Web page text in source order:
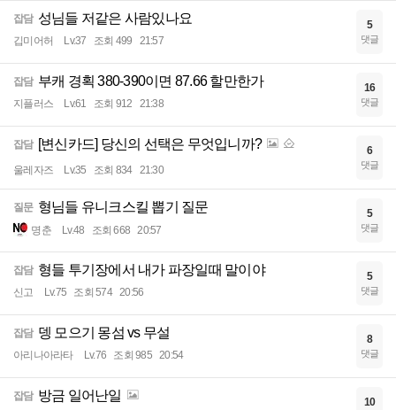
잡담 성님들 저같은 사람있나요
깁미어허 Lv.37 조회 499 21:57
5
댓글
잡담 부캐 경획 380-390이면 87.66 할만한가
지플러스 Lv.61 조회 912 21:38
16
댓글
잡담 [변신카드] 당신의 선택은 무엇입니까?
울레자즈 Lv.35 조회 834 21:30
6
댓글
질문 형님들 유니크스킬 뽑기 질문
명춘 Lv.48 조회 668 20:57
5
댓글
잡담 형들 투기장에서 내가 파장일때 말이야
신고 Lv.75 조회 574 20:56
5
댓글
잡담 뎅 모으기 몽섬 vs 무설
아리나아라타 Lv.76 조회 985 20:54
8
댓글
잡담 방금 일어난일 10